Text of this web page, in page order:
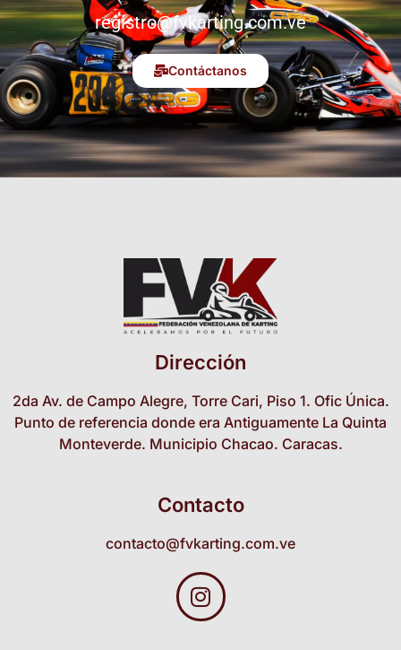
registro@fvkarting.com.ve
Contáctanos
Dirección
2da Av. de Campo Alegre, Torre Cari, Piso 1. Ofic Única.
Punto de referencia donde era Antiguamente La Quinta
Monteverde. Municipio Chacao. Caracas.
Contacto
contacto@fvkarting.com.ve